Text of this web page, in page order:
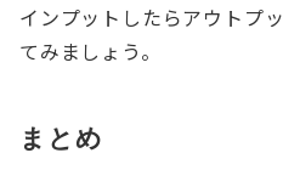
インプットしたらアウトプ
てみましょう。
まとめ